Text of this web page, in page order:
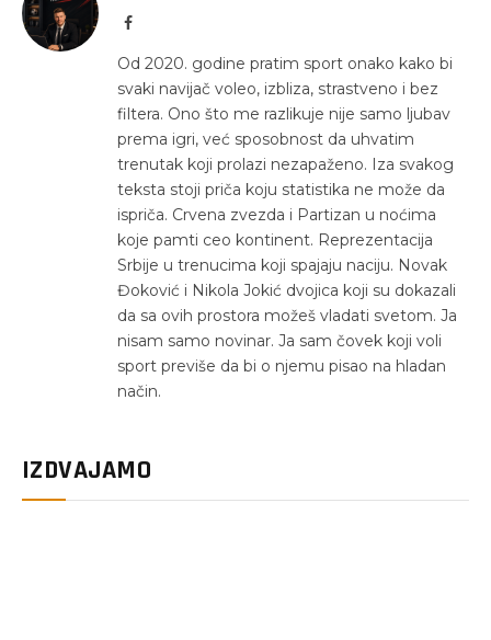
Facebook
Od 2020. godine pratim sport onako kako bi
svaki navijač voleo, izbliza, strastveno i bez
filtera. Ono što me razlikuje nije samo ljubav
prema igri, već sposobnost da uhvatim
trenutak koji prolazi nezapaženo. Iza svakog
teksta stoji priča koju statistika ne može da
ispriča. Crvena zvezda i Partizan u noćima
koje pamti ceo kontinent. Reprezentacija
Srbije u trenucima koji spajaju naciju. Novak
Đoković i Nikola Jokić dvojica koji su dokazali
da sa ovih prostora možeš vladati svetom. Ja
nisam samo novinar. Ja sam čovek koji voli
sport previše da bi o njemu pisao na hladan
način.
IZDVAJAMO